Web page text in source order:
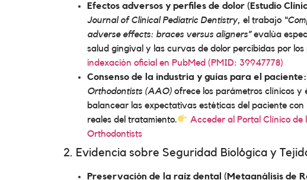
Efectos adversos y perfiles de dolor (Estudio
Journal of Clinical Pediatric Dentistry, el trabajo
adverse effects: braces versus aligners”evalúa
salud gingival y las curvas de dolor percibidas por los
indexación oficial en PubMed (PMID: 39947778)
Consenso de la industria y guías para el paciente:
Orthodontists (AAO) ofrece los parámetros clínicos y
balancear las expectativas estéticas del paciente con
reales del tratamiento.
Acceder al Portal Clínico
Orthodontists
2. Evidencia sobre Seguridad Biológica y
Preservación de la raíz dental (Metaanálisis de